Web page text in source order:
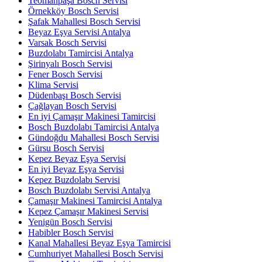
Örnekköy Bosch Servisi
Şafak Mahallesi Bosch Servisi
Beyaz Eşya Servisi Antalya
Varsak Bosch Servisi
Buzdolabı Tamircisi Antalya
Şirinyalı Bosch Servisi
Fener Bosch Servisi
Klima Servisi
Düdenbaşı Bosch Servisi
Çağlayan Bosch Servisi
En iyi Çamaşır Makinesi Tamircisi
Bosch Buzdolabı Tamircisi Antalya
Gündoğdu Mahallesi Bosch Servisi
Gürsu Bosch Servisi
Kepez Beyaz Eşya Servisi
En iyi Beyaz Eşya Servisi
Kepez Buzdolabı Servisi
Bosch Buzdolabı Servisi Antalya
Çamaşır Makinesi Tamircisi Antalya
Kepez Çamaşır Makinesi Servisi
Yenigün Bosch Servisi
Habibler Bosch Servisi
Kanal Mahallesi Beyaz Eşya Tamircisi
Cumhuriyet Mahallesi Bosch Servisi